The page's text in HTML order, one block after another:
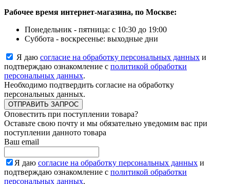
Рабочее время интернет-магазина, по Москве:
Понедельник - пятница: с 10:30 до 19:00
Суббота - воскресенье: выходные дни
Я даю согласие на обработку персональных данных и
подтверждаю ознакомление с политикой обработки
персональных данных.
Необходимо подтвердить согласие на обработку
персональных данных.
ОТПРАВИТЬ ЗАПРОС
Оповестить при поступлении товара?
Оставьте свою почту и мы обязательно уведомим вас при
поступлении данното товара
Ваш email
Я даю согласие на обработку персональных данных и
подтверждаю ознакомление с политикой обработки
персональных данных.